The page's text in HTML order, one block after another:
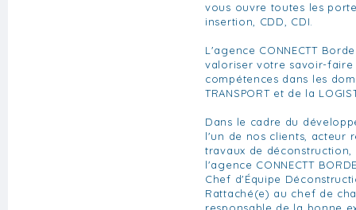
vous ouvre toutes les
insertion, CDD, CDI.
L'agence CONNECTT
valoriser votre savoir-
compétences dans les
TRANSPORT et de la
Dans le cadre du
l'un de nos clients, acteur
travaux de
l'agence CONNECTT
Chef d'Équipe
Rattaché(e) au chef de